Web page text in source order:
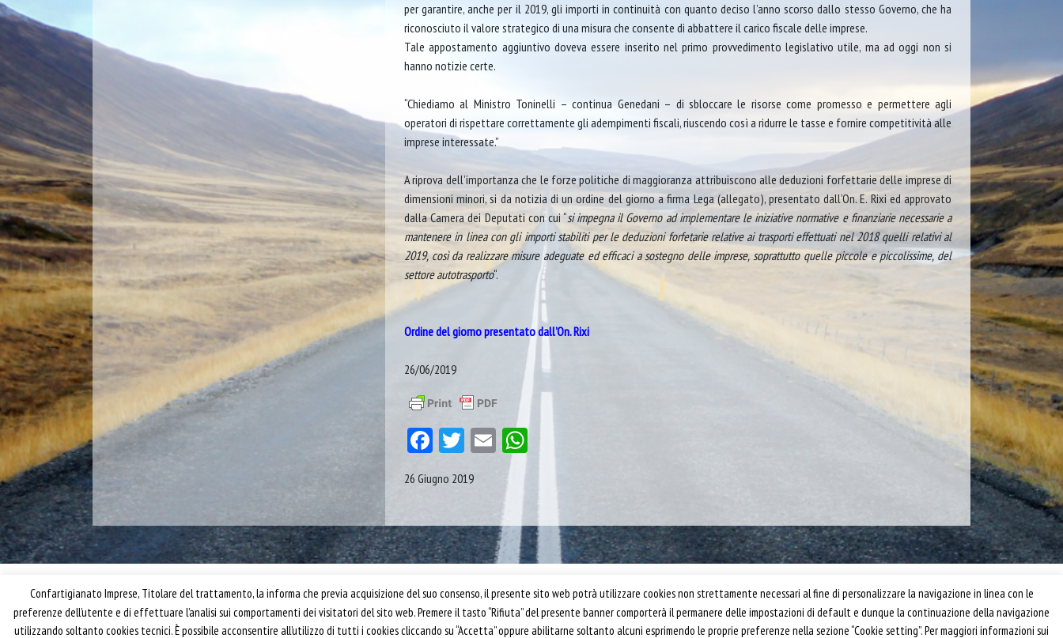
per garantire, anche per il 2019, gli importi in continuità con quanto deciso l’anno scorso dallo stesso Governo, che ha
riconosciuto il valore strategico di una misura che consente di abbattere il carico fiscale delle imprese.
Tale appostamento aggiuntivo doveva essere inserito nel primo provvedimento legislativo utile, ma ad oggi non si
hanno notizie certe.
“Chiediamo al Ministro Toninelli – continua Genedani – di sbloccare le risorse come promesso e permettere agli
operatori di rispettare correttamente gli adempimenti fiscali, riuscendo così a ridurre le tasse e fornire competitività alle
imprese interessate.”
A riprova dell’importanza che le forze politiche di maggioranza attribuiscono alle deduzioni forfettarie delle imprese di
dimensioni minori, si da notizia di un ordine del giorno a firma Lega (allegato), presentato dall’On. E. Rixi ed approvato
dalla Camera dei Deputati con cui “si impegna il Governo ad implementare le iniziative normative e finanziarie necessarie a
mantenere in linea con gli importi stabiliti per le deduzioni forfetarie relative ai trasporti effettuati nel 2018 quelli relativi al
2019, così da realizzare misure adeguate ed efficaci a sostegno delle imprese, soprattutto quelle piccole e piccolissime, del
settore autotrasporto“.
Ordine del giorno presentato dall’On. Rixi
26/06/2019
Facebook
Twitter
EmailWhatsApp
26 Giugno 2019
Confartigianato Trasporti
Via S. Giovanni in Laterano, 152 | 00184 Roma
Privacy e Cookie Policy
Informativa
Riferimenti
Confartigianato Imprese, Titolare del trattamento, la informa che previa acquisizione del suo consenso, il presente sito web potrà utilizzare cookies non strettamente necessari al fine di personalizzare la navigazione in linea con le
preferenze dell’utente e di effettuare l’analisi sui comportamenti dei visitatori del sito web. Premere il tasto “Rifiuta” del presente banner comporterà il permanere delle impostazioni di default e dunque la continuazione della navigazione
utilizzando soltanto cookies tecnici. È possibile acconsentire all’utilizzo di tutti i cookies cliccando su “Accetta” oppure abilitarne soltanto alcuni esprimendo le proprie preferenze nella sezione “Cookie setting”. Per maggiori informazioni sui